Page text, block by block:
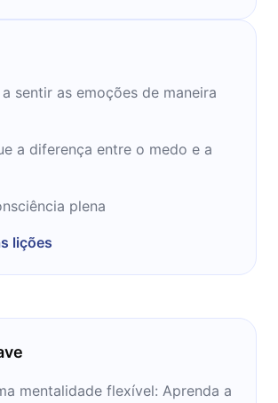
Emotional Agility, que foi
livro de liderança na
2016. Susan David, Ph.D., é uma
na faculdade da Harvard
co-fundadora e co-diretora
Based Psychology, uma
de negócios boutique. Ela é a
#1 Wall Street Journal, o livro
de que a Harvard Business
como a Ideia de
líderes, incluindo o New
Post e TIME
liderança sênior de centenas
sentir as emoções de maneira
a diferença entre o medo e a
plena
lições
mentalidade flexível: Aprenda a